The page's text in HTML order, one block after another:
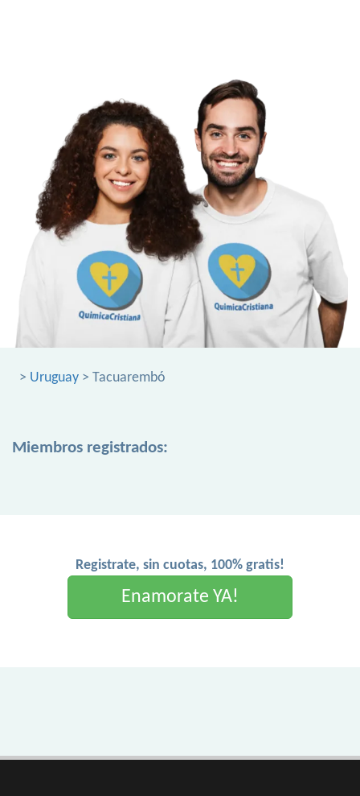
> Uruguay > Tacuarembó
Miembros registrados:
Registrate, sin cuotas, 100% gratis!
Enamorate YA!